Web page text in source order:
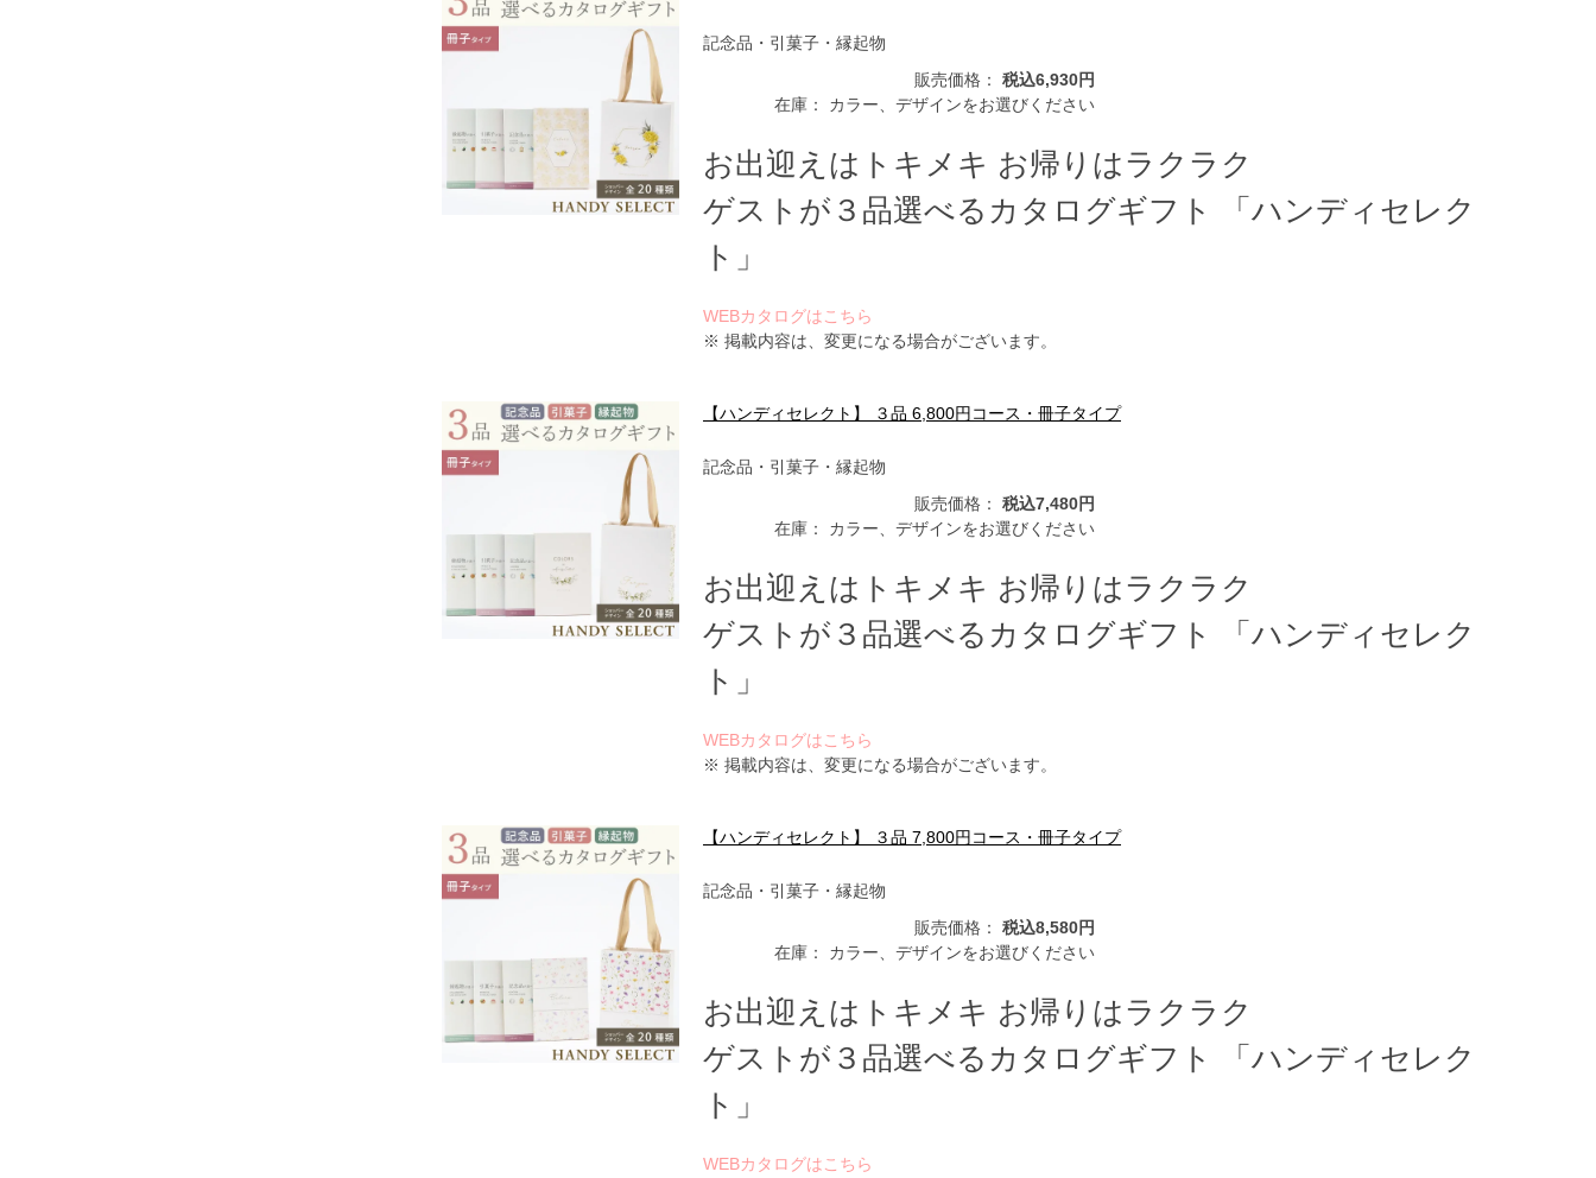
記念品・引菓子・縁起物
販売価格：
税込6,930円
在庫：
カラー、デザインをお選びください
お出迎えはトキメキ お帰りはラクラク
ゲストが３品選べるカタログギフト 「ハンディセレク
ト」
WEBカタログはこちら
※ 掲載内容は、変更になる場合がございます。
【ハンディセレクト】 ３品 6,800円コース・冊子タイプ
記念品・引菓子・縁起物
販売価格：
税込7,480円
在庫：
カラー、デザインをお選びください
お出迎えはトキメキ お帰りはラクラク
ゲストが３品選べるカタログギフト 「ハンディセレク
ト」
WEBカタログはこちら
※ 掲載内容は、変更になる場合がございます。
【ハンディセレクト】 ３品 7,800円コース・冊子タイプ
記念品・引菓子・縁起物
販売価格：
税込8,580円
在庫：
カラー、デザインをお選びください
お出迎えはトキメキ お帰りはラクラク
ゲストが３品選べるカタログギフト 「ハンディセレク
ト」
WEBカタログはこちら